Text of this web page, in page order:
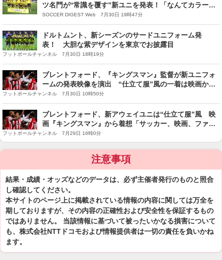
ツ名門が“常識を覆す”新ユニを発表！「なんてカラーリ
ングだ」「斬新すぎるだろ」など反応様々
SOCCER DIGEST Web 7月30日 19時47分
ドルトムント、新シーズンのサードユニフォーム発
表！ 大胆な紫デザインを東京でお披露目
フットボールチャンネル 7月30日 18時19分
ブレントフォード、『キングスマン』監督が新ユニフォ
ームの発表映像を演出 “仕立て服”風の一着は映画から
着想
フットボールチャンネル 7月30日 10時50分
ブレントフォード、新アウェイユニは“仕立て服”風 映
画『キングスマン』から着想「サッカー、映画、ファッ
ションが融合」
フットボールチャンネル 7月29日 16時0分
注意事項
結果・成績・オッズなどのデータは、必ず主催者発行のものと照合
し確認してください。
本サイトのページ上に掲載されている情報の内容に関しては万全を
期しておりますが、その内容の正確性および安全性を保証するもの
ではありません。 当該情報に基づいて被ったいかなる損害について
も、株式会社NTTドコモおよび情報提供者は一切の責任を負いかね
ます。